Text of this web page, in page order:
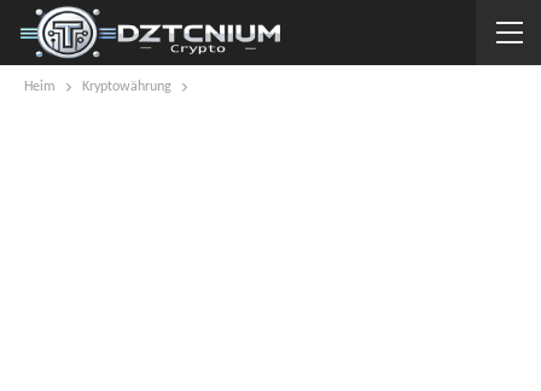
Heim Kryptowährung